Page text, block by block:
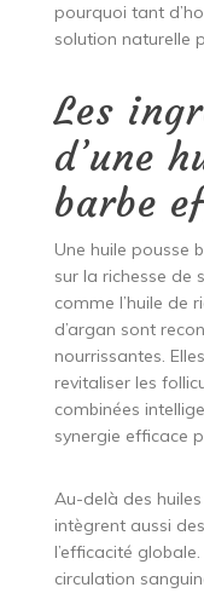
pourquoi tant
solution naturelle
Les
d’une
barbe
Une huile pousse
sur la richesse de
comme l’huile de
d’argan sont
nourrissantes.
revitaliser les
combinées
synergie efficace
Au-delà des
intègrent aussi
l’efficacité
circulation